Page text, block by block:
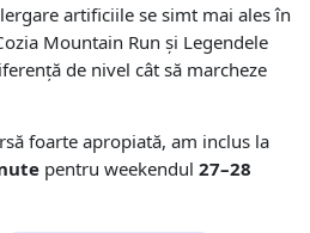
artificiile se simt mai ales în
Mountain Run și Legendele
de nivel cât să marcheze
foarte apropiată, am inclus la
pentru weekendul 27–28